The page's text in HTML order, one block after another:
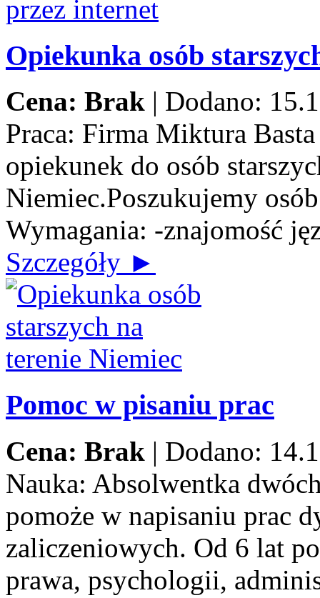
Opiekunka osób
Cena: Brak | Dodano:
Praca: Firma Miktura
opiekunek do osób
Niemiec.Poszukujemy
Wymagania: -znajomość
Szczegóły ►
Pomoc w pisaniu prac
Cena: Brak | Dodano:
Nauka: Absolwentka
pomoże w napisaniu prac
zaliczeniowych. Od 6 lat
prawa, psychologii,